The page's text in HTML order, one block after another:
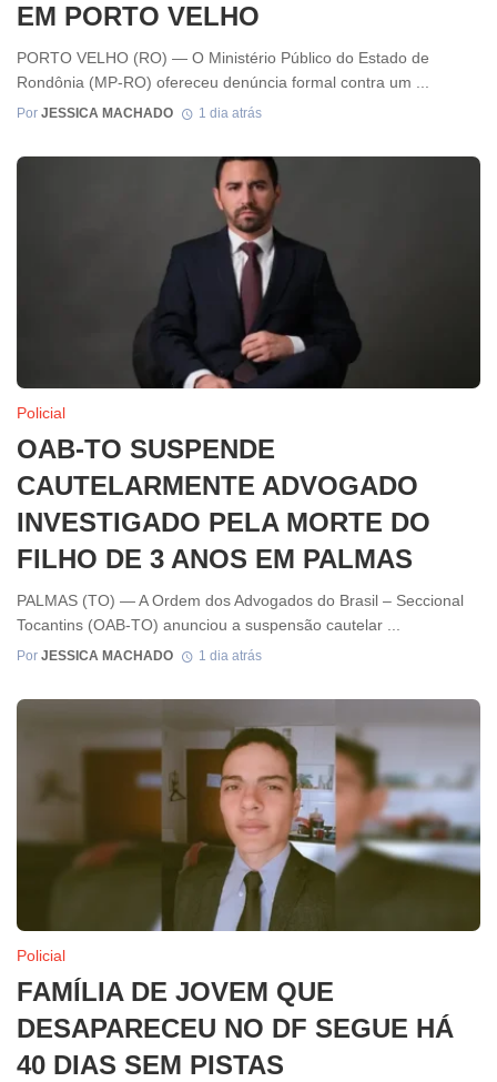
EM PORTO VELHO
PORTO VELHO (RO) — O Ministério Público do Estado de
Rondônia (MP-RO) ofereceu denúncia formal contra um ...
Por JESSICA MACHADO 1 dia atrás
Policial
OAB-TO SUSPENDE
CAUTELARMENTE ADVOGADO
INVESTIGADO PELA MORTE DO
FILHO DE 3 ANOS EM PALMAS
PALMAS (TO) — A Ordem dos Advogados do Brasil – Seccional
Tocantins (OAB-TO) anunciou a suspensão cautelar ...
Por JESSICA MACHADO 1 dia atrás
Policial
FAMÍLIA DE JOVEM QUE
DESAPARECEU NO DF SEGUE HÁ
40 DIAS SEM PISTAS